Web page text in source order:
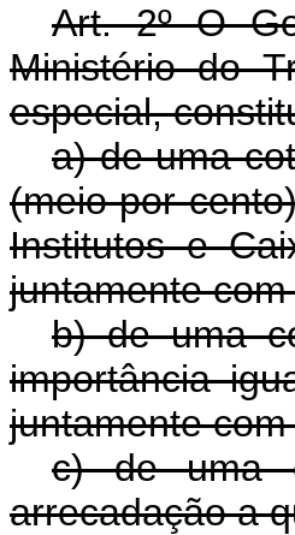
Art.2º O
Ministério do
especial,
a) de uma
(meio por
Institutos e
juntamente
b) de uma
importância
juntamente
c) de uma
arrecadação a